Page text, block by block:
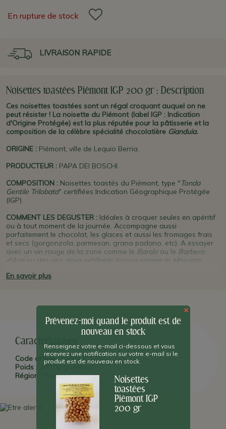
En rupture de stock
LIVRAISON RAPIDE
Noisettes toastées Piémont IGP 200 gr : Description
Ces noisettes toastées sont un régal croquant auquel on ne
peut résister ! La noisette du Piémont (label IGP : Indication
d'Origine Protégée) est la plus réputée pour la pâtisserie et la
composition de la célèbre spécialité chocolatière Gianduia.
ORIGINE : Piémont, ville de Lequio Berria.
PRODUCTEUR : PAPA DEI BOSCHI.
COMPOSITION : Noisettes toastés du Piémont, type "Tonda
Gentile Trilobata" certifiées Indication Géographique Protégée
(IGP).
COMMENT LES DEGUSTER : Idéales à croquer seules en apéritif
ou à tout moment de la journée. Accompagne aussi
parfaitement le chocolat, les glaces et aussi les fromages frais
et secs (gorgonzola, parmesan, grana padano, etc). A essayer
avec un vin rouge de la zone comme le Barolo ou le Barbera
d'Astiou des vins doux pétillants locaux comme le Moscato
production IGP, l'artisan producteur que nous avons sélectionné,
José Noé, est considéré comme un maître de la noisette depuis
Les labels de ce produit
En savoir plus
Caractéristiques
Code article : PABNOCT200
Poids :
200,00 grammes
Région :
Piémont
×
Prévenez-moi quand le produit est de
nouveau en stock
Renseignez votre e-mail ci-dessous et vous
recevrez une notification sur votre e-mail si le
produit est de nouveau en stock.
Noisettes
toastées
Piémont IGP
200 gr